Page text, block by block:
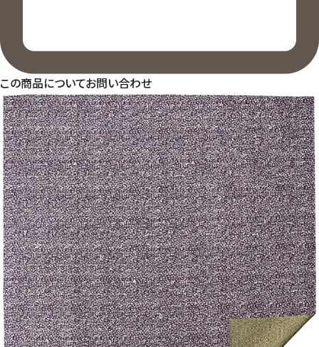
この商品についてお問い合わせ